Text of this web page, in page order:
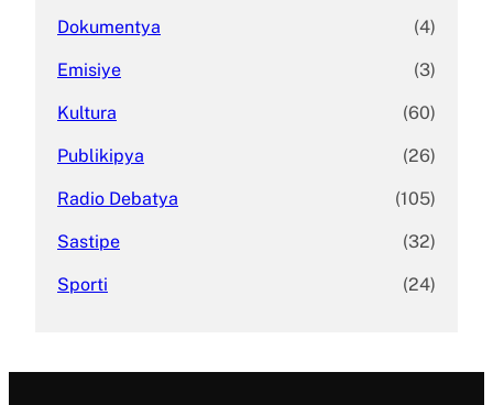
Dokumentya (4)
Emisiye (3)
Kultura (60)
Publikipya (26)
Radio Debatya (105)
Sastipe (32)
Sporti (24)